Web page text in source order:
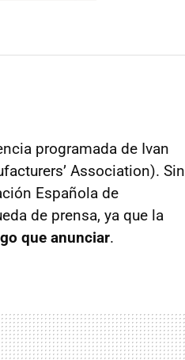
programada de Ivan
Association). Sin
Española de
de prensa, ya que la
que anunciar.